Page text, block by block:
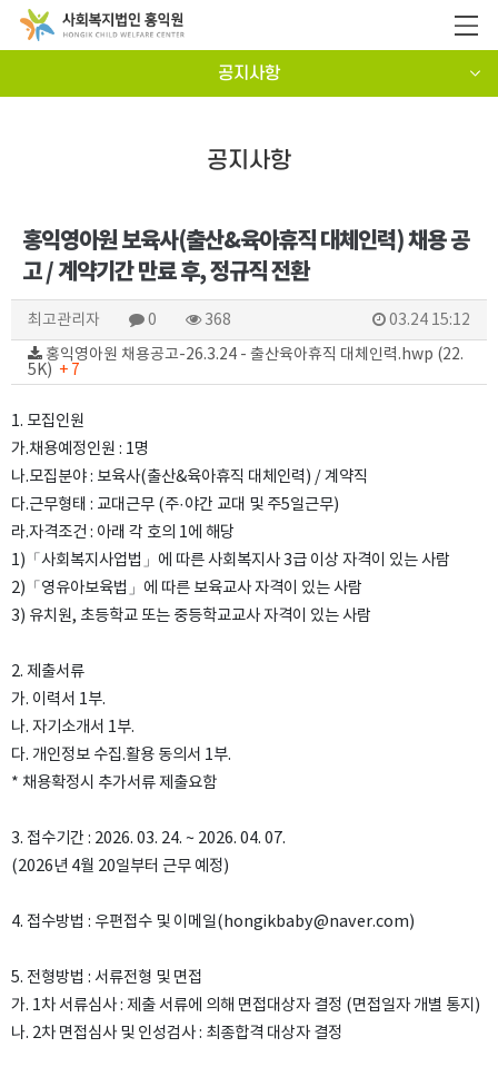
공지사항
공지사항
홍익영아원 보육사(출산&육아휴직 대체인력) 채용 공
고 / 계약기간 만료 후, 정규직 전환
최고관리자 0 368
03.24 15:12
홍익영아원 채용공고-26.3.24 - 출산육아휴직 대체인력.hwp (22.
5K) + 7
1. 모집인원
가.채용예정인원 : 1명
나.모집분야 : 보육사(출산&육아휴직 대체인력) / 계약직
다.근무형태 : 교대근무 (주·야간 교대 및 주5일근무)
라.자격조건 : 아래 각 호의 1에 해당
1)「사회복지사업법」에 따른 사회복지사 3급 이상 자격이 있는 사람
2)「영유아보육법」에 따른 보육교사 자격이 있는 사람
3) 유치원, 초등학교 또는 중등학교교사 자격이 있는 사람
2. 제출서류
가. 이력서 1부.
나. 자기소개서 1부.
다. 개인정보 수집.활용 동의서 1부.
* 채용확정시 추가서류 제출요함
3. 접수기간 : 2026. 03. 24. ~ 2026. 04. 07.
(2026년 4월 20일부터 근무 예정)
4. 접수방법 : 우편접수 및 이메일(hongikbaby@naver.com)
5. 전형방법 : 서류전형 및 면접
가. 1차 서류심사 : 제출 서류에 의해 면접대상자 결정 (면접일자 개별 통지)
나. 2차 면접심사 및 인성검사 : 최종합격 대상자 결정